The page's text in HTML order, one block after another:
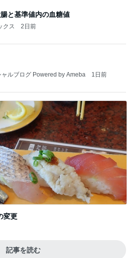
と基準値内の血糖値
クス 2日前
ルブログ Powered by Ameba 1日前
変更
記事を読む